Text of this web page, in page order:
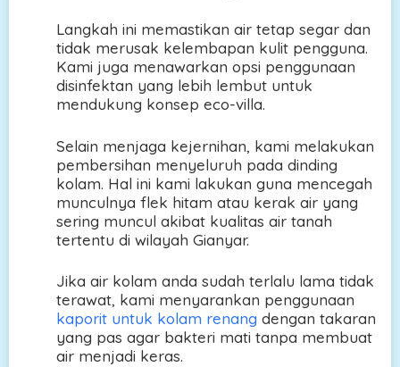
Langkah ini memastikan air tetap segar dan
tidak merusak kelembapan kulit pengguna.
Kami juga menawarkan opsi penggunaan
disinfektan yang lebih lembut untuk
mendukung konsep eco-villa.
Selain menjaga kejernihan, kami melakukan
pembersihan menyeluruh pada dinding
kolam. Hal ini kami lakukan guna mencegah
munculnya flek hitam atau kerak air yang
sering muncul akibat kualitas air tanah
tertentu di wilayah Gianyar.
Jika air kolam anda sudah terlalu lama tidak
terawat, kami menyarankan penggunaan
kaporit untuk kolam renang dengan takaran
yang pas agar bakteri mati tanpa membuat
air menjadi keras.